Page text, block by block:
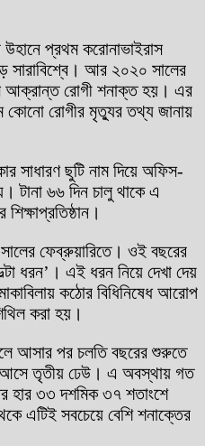
প্রথম করোনাভাইরাস
সারাবিশ্বে। আর ২০২০ সালের
আক্রান্ত রোগী শনাক্ত হয়। এর
কোনো রোগীর মৃত্যুর তথ্য জানায়
সাধারণ ছুটি নাম দিয়ে অফিস-
টানা ৬৬ দিন চালু থাকে এ
ফেব্রুয়ারিতে। ওই বছরের
ধরন’। এই ধরন নিয়ে দেখা দেয়
কঠোর বিধিনিষেধ আরোপ
করা হয়।
চলে আসার পর চলতি বছরের শুরুতে
আসে তৃতীয় ঢেউ। এ অবস্থায় গত
হার ৩৩ দশমিক ৩৭ শতাংশে
এটিই সবচেয়ে বেশি শনাক্তের